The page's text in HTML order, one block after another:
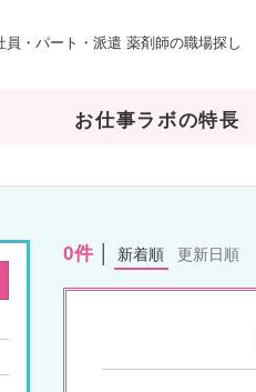
員・パート・派遣 薬剤師の職場探し
お仕事ラボの特長
0件 新着順 更新日順